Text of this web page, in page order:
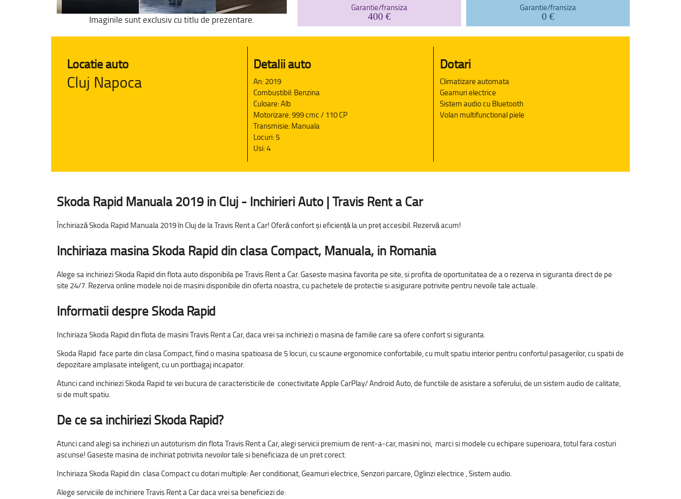
Imaginile sunt exclusiv cu titlu de prezentare.
Garantie/fransiza
400 €
Garantie/fransiza
0 €
Locatie auto
Cluj Napoca
Detalii auto
An: 2019
Combustibil: Benzina
Culoare: Alb
Motorizare: 999 cmc / 110 CP
Transmisie: Manuala
Locuri: 5
Usi: 4
Dotari
Climatizare automata
Geamuri electrice
Sistem audio cu Bluetooth
Volan multifunctional piele
Skoda Rapid Manuala 2019 in Cluj - Inchirieri Auto | Travis Rent a Car
Închiriază Skoda Rapid Manuala 2019 în Cluj de la Travis Rent a Car! Oferă confort și eficiență la un preț accesibil. Rezervă acum!
Inchiriaza masina Skoda Rapid din clasa Compact, Manuala, in Romania
Alege sa inchiriezi Skoda Rapid din flota auto disponibila pe Travis Rent a Car. Gaseste masina favorita pe site, si profita de oportunitatea de a o rezerva in siguranta direct de pe
site 24/7. Rezerva online modele noi de masini disponibile din oferta noastra, cu pachetele de protectie si asigurare potrivite pentru nevoile tale actuale.
Informatii despreSkoda Rapid
Inchiriaza Skoda Rapid din flota de masini Travis Rent a Car, daca vrei sa inchiriezi o masina de familie care sa ofere confort si siguranta.
Skoda Rapid face parte din clasa Compact, fiind o masina spatioasa de 5 locuri, cu scaune ergonomice confortabile, cu mult spatiu interior pentru confortul pasagerilor, cu spatii de
depozitare amplasate inteligent, cu un portbagaj incapator.
Atunci cand inchiriezi Skoda Rapid te vei bucura de caracteristicile de conectivitate Apple CarPlay/ Android Auto, de functiile de asistare a soferului, de un sistem audio de calitate,
si de mult spatiu.
De ce sa inchirieziSkoda Rapid?
Atunci cand alegi sa inchiriezi un autoturism din flota Travis Rent a Car, alegi servicii premium de rent-a-car, masini noi, marci si modele cu echipare superioara, totul fara costuri
ascunse! Gaseste masina de inchiriat potrivita nevoilor tale si beneficiaza de un pret corect.
Inchiriaza Skoda Rapid din clasa Compact cu dotari multiple: Aer conditionat, Geamuri electrice, Senzori parcare, Oglinzi electrice , Sistem audio.
Alege serviciile de inchiriere Travis Rent a Car daca vrei sa beneficiezi de: